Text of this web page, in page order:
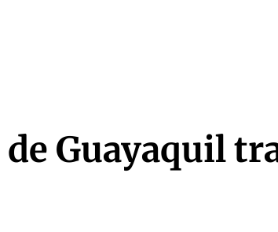
Guayaquil